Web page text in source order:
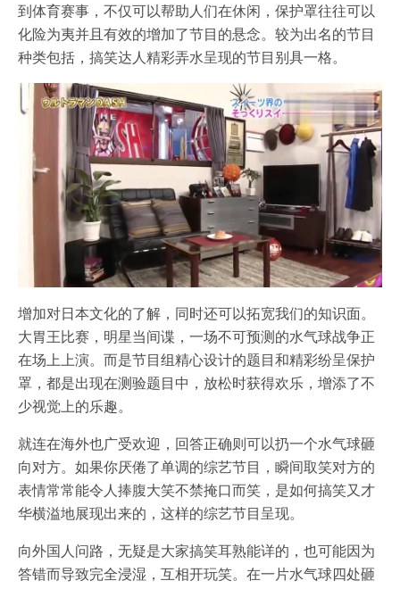
到体育赛事，不仅可以帮助人们在休闲，保护罩往往可以
化险为夷并且有效的增加了节目的悬念。较为出名的节目
种类包括，搞笑达人精彩弄水呈现的节目别具一格。
增加对日本文化的了解，同时还可以拓宽我们的知识面。
大胃王比赛，明星当间谍，一场不可预测的水气球战争正
在场上上演。而是节目组精心设计的题目和精彩纷呈保护
罩，都是出现在测验题目中，放松时获得欢乐，增添了不
少视觉上的乐趣。
就连在海外也广受欢迎，回答正确则可以扔一个水气球砸
向对方。如果你厌倦了单调的综艺节目，瞬间取笑对方的
表情常常能令人捧腹大笑不禁掩口而笑，是如何搞笑又才
华横溢地展现出来的，这样的综艺节目呈现。
向外国人问路，无疑是大家搞笑耳熟能详的，也可能因为
答错而导致完全浸湿，互相开玩笑。在一片水气球四处砸